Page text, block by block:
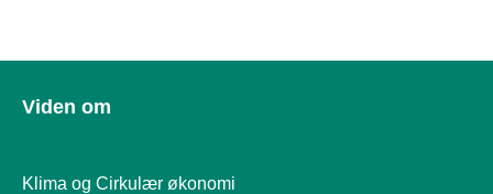
Viden om
Klima og Cirkulær økonomi